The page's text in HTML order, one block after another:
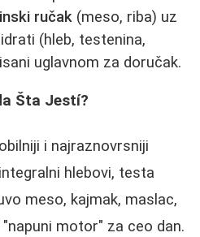
ručak (meso, riba) uz
(hleb, testenina,
uglavnom za doručak.
Šta Jestí?
i najraznovrsniji
hlebovi, testa
meso, kajmak, maslac,
motor" za ceo dan.